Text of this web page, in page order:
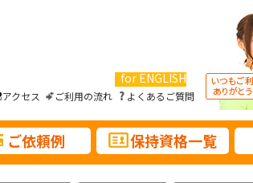
for ENGLISH
アクセス ご利用の流れ よくあるご質問
ご依頼例 保持資格一覧